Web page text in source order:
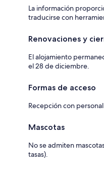
La información
traducirse con
Renovaciones y
El alojamiento
el 28 de diciembre.
Formas de acceso
Recepción con personal
Mascotas
No se admiten
tasas).